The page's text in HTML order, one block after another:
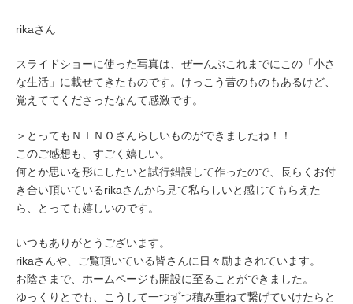
rikaさん
スライドショーに使った写真は、ぜーんぶこれまでにこの「小さ
な生活」に載せてきたものです。けっこう昔のものもあるけど、
覚えててくださったなんて感激です。
＞とってもＮＩＮＯさんらしいものができましたね！！
このご感想も、すごく嬉しい。
何とか思いを形にしたいと試行錯誤して作ったので、長らくお付
き合い頂いているrikaさんから見て私らしいと感じてもらえた
ら、とっても嬉しいのです。
いつもありがとうございます。
rikaさんや、ご覧頂いている皆さんに日々励まされています。
お陰さまで、ホームページも開設に至ることができました。
ゆっくりとでも、こうして一つずつ積み重ねて繋げていけたらと